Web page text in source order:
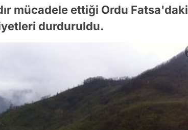
mücadele ettiği Ordu Fatsa'daki
durduruldu.